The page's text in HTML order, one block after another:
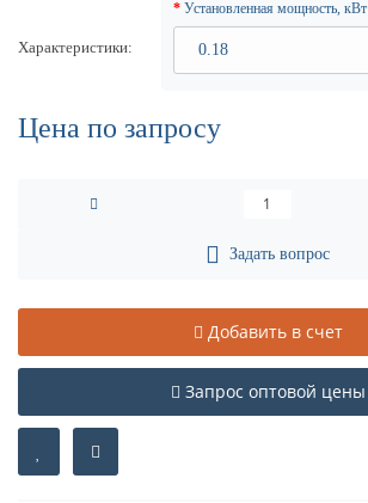
Характеристики
Установленная мощность, кВт
Цена по запросу
Задать вопрос
Добавить в счет
Запрос оптовой цены